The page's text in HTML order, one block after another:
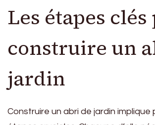
Les étapes
construire un
jardin
Construire un abri de jardin implique